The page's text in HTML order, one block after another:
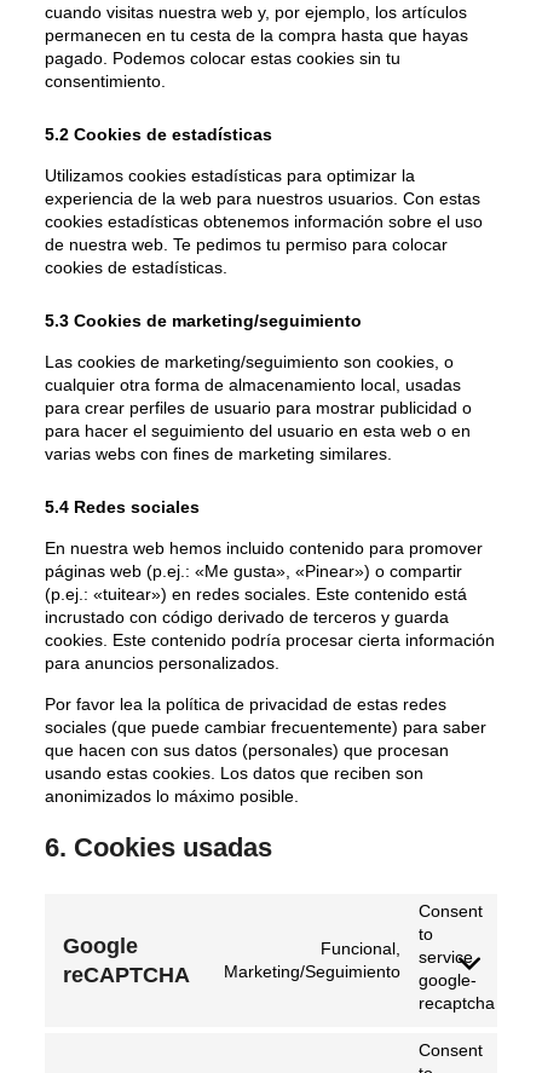
cuando visitas nuestra web y, por ejemplo, los artículos
permanecen en tu cesta de la compra hasta que hayas
pagado. Podemos colocar estas cookies sin tu
consentimiento.
5.2 Cookies de estadísticas
Utilizamos cookies estadísticas para optimizar la
experiencia de la web para nuestros usuarios. Con estas
cookies estadísticas obtenemos información sobre el uso
de nuestra web. Te pedimos tu permiso para colocar
cookies de estadísticas.
5.3 Cookies de marketing/seguimiento
Las cookies de marketing/seguimiento son cookies, o
cualquier otra forma de almacenamiento local, usadas
para crear perfiles de usuario para mostrar publicidad o
para hacer el seguimiento del usuario en esta web o en
varias webs con fines de marketing similares.
5.4 Redes sociales
En nuestra web hemos incluido contenido para promover
páginas web (p.ej.: «Me gusta», «Pinear») o compartir
(p.ej.: «tuitear») en redes sociales. Este contenido está
incrustado con código derivado de terceros y guarda
cookies. Este contenido podría procesar cierta información
para anuncios personalizados.
Por favor lea la política de privacidad de estas redes
sociales (que puede cambiar frecuentemente) para saber
que hacen con sus datos (personales) que procesan
usando estas cookies. Los datos que reciben son
anonimizados lo máximo posible.
6. Cookies usadas
Google
reCAPTCHA
Funcional,
Marketing/Seguimiento
Consent
to
service
google-
recaptcha
Consent